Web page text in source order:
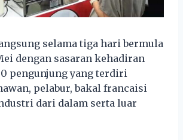
selama tiga hari bermula
dengan sasaran kehadiran
pengunjung yang terdiri
pelabur, bakal francaisi
dari dalam serta luar